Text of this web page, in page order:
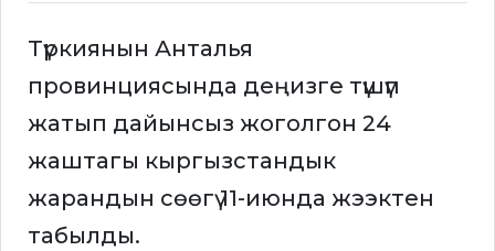
Түркиянын Анталья
провинциясында деңизге түшүп
жатып дайынсыз жоголгон 24
жаштагы кыргызстандык
жарандын сөөгү 11-июнда жээктен
табылды.